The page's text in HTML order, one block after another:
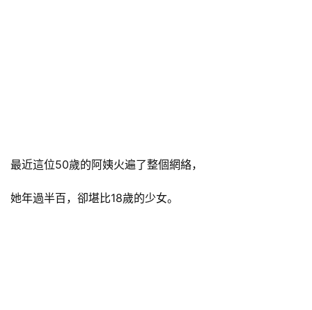
最近這位50歲的阿姨火遍了整個網絡，
她年過半百，卻堪比18歲的少女。